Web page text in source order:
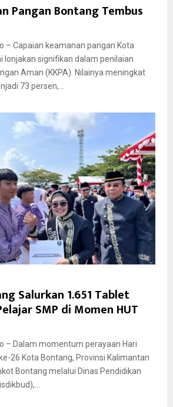
Pangan Bontang Tembus
– Capaian keamanan pangan Kota
lonjakan signifikan dalam penilaian
Aman (KKPA). Nilainya meningkat
73 persen,...
Salurkan 1.651 Tablet
SMP di Momen HUT
– Dalam momentum perayaan Hari
26 Kota Bontang, Provinsi Kalimantan
Bontang melalui Dinas Pendidikan